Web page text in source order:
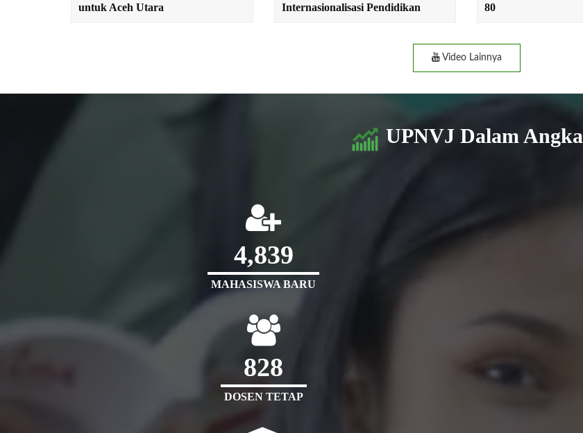
untuk Aceh Utara
Internasionalisasi Pendidikan
80
Video Lainnya
UPNVJ Dalam Angka
4,839
MAHASISWA BARU
828
DOSEN TETAP